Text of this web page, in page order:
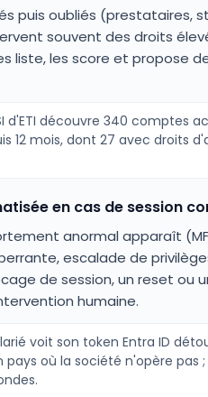
puis oubliés (prestataires,
souvent des droits
liste, les score et propose
d'ETI découvre 340 comptes
12 mois, dont 27 avec droits
en cas de session
anormal apparaît
escalade de
de session, un reset ou
humaine.
voit son token Entra ID
où la société n'opère pas ;